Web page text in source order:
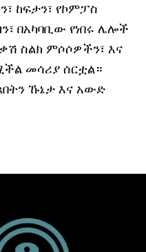
ከፍታን፣ የኮምፓስ
በአካባቢው የነበሩ ሌሎች
ስልክ ምሶሶዎችን፣ እና
መሳሪያ ሰርቷል።
ኹኔታ እና አውድ